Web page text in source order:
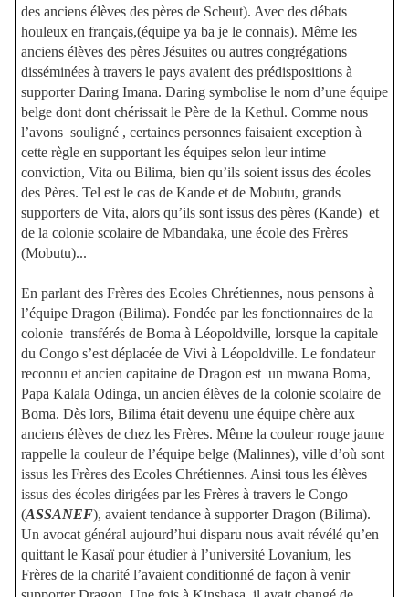
des anciens élèves des pères de Scheut). Avec des débats
houleux en français,(équipe ya ba je le connais). Même les
anciens élèves des pères Jésuites ou autres congrégations
disséminées à travers le pays avaient des prédispositions à
supporter Daring Imana. Daring symbolise le nom d’une équipe
belge dont dont chérissait le Père de la Kethul. Comme nous
l’avons souligné , certaines personnes faisaient exception à
cette règle en supportant les équipes selon leur intime
conviction, Vita ou Bilima, bien qu’ils soient issus des écoles
des Pères. Tel est le cas de Kande et de Mobutu, grands
supporters de Vita, alors qu’ils sont issus des pères (Kande) et
de la colonie scolaire de Mbandaka, une école des Frères
(Mobutu)...
En parlant des Frères des Ecoles Chrétiennes, nous pensons à
l’équipe Dragon (Bilima). Fondée par les fonctionnaires de la
colonie transférés de Boma à Léopoldville, lorsque la capitale
du Congo s’est déplacée de Vivi à Léopoldville. Le fondateur
reconnu et ancien capitaine de Dragon est un mwana Boma,
Papa Kalala Odinga, un ancien élèves de la colonie scolaire de
Boma. Dès lors, Bilima était devenu une équipe chère aux
anciens élèves de chez les Frères. Même la couleur rouge jaune
rappelle la couleur de l’équipe belge (Malinnes), ville d’où sont
issus les Frères des Ecoles Chrétiennes. Ainsi tous les élèves
issus des écoles dirigées par les Frères à travers le Congo
(ASSANEF), avaient tendance à supporter Dragon (Bilima).
Un avocat général aujourd’hui disparu nous avait révélé qu’en
quittant le Kasaï pour étudier à l’université Lovanium, les
Frères de la charité l’avaient conditionné de façon à venir